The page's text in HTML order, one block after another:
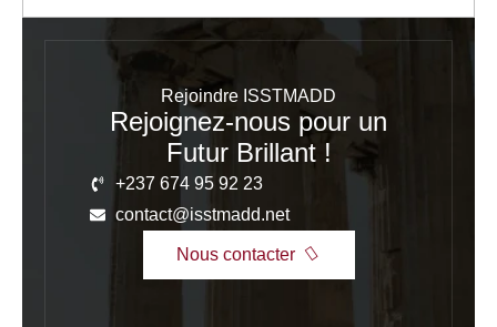
Rejoindre ISSTMADD
Rejoignez-nous pour un
Futur Brillant !
+237 674 95 92 23
contact@isstmadd.net
Nous contacter